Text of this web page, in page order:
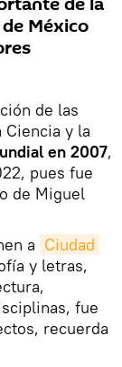
México
de las
Ciencia y la
en 2007,
pues fue
de Miguel
a Ciudad
y letras,
fue
recuerda